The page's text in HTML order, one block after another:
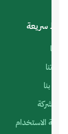
روابط سريعة
أعمالنا
منتجاتنا
اتصل بنا
عن الشركة
سياسة الاستخدام